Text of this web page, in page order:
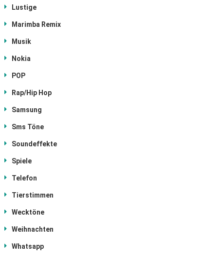
Lustige
Marimba Remix
Musik
Nokia
POP
Rap/Hip Hop
Samsung
Sms Töne
Soundeffekte
Spiele
Telefon
Tierstimmen
Wecktöne
Weihnachten
Whatsapp